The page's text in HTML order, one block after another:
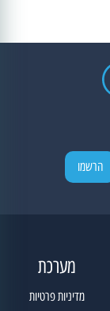
מערכת
מדיניות פרטיות